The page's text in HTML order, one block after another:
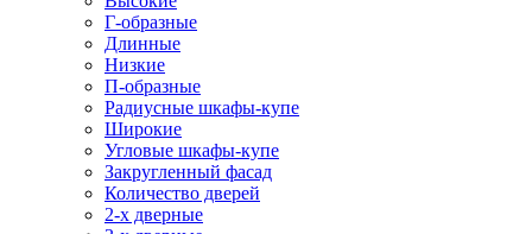
Г-образные
Длинные
Низкие
П-образные
Радиусные шкафы-купе
Широкие
Угловые шкафы-купе
Закругленный фасад
Количество дверей
2-х дверные